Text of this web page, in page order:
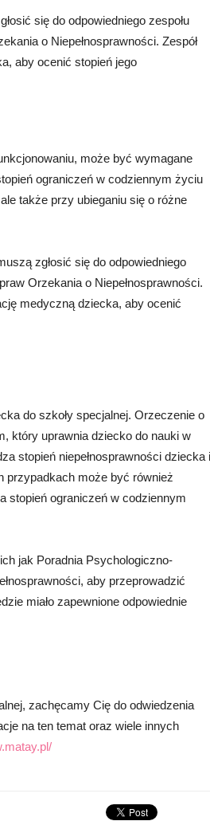
się do odpowiedniego zespołu
o Niepełnosprawności. Zespół
aby ocenić stopień jego
może być wymagane
ograniczeń w codziennym życiu
także przy ubieganiu się o różne
zgłosić się do odpowiedniego
Orzekania o Niepełnosprawności.
medyczną dziecka, aby ocenić
do szkoły specjalnej. Orzeczenie o
który uprawnia dziecko do nauki w
stopień niepełnosprawności dziecka i
przypadkach może być również
stopień ograniczeń w codziennym
jak Poradnia Psychologiczno-
aby przeprowadzić
miało zapewnione odpowiednie
zachęcamy Cię do odwiedzenia
na ten temat oraz wiele innych